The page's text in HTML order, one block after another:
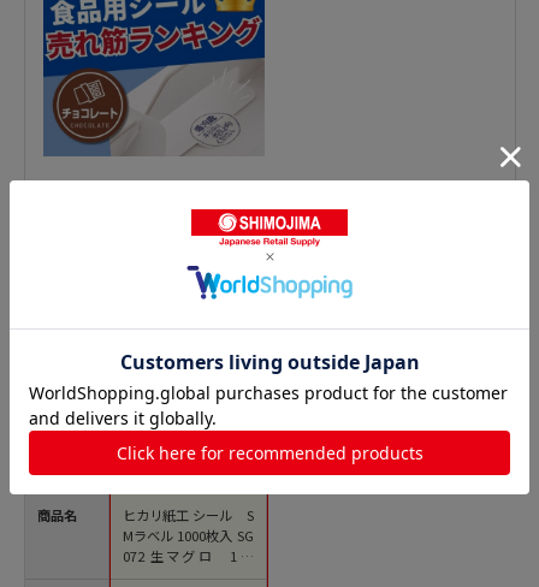
鮮魚シールの人気商品との比較
商品名
ヒカリ紙工 シール S
Mラベル 1000枚入 SG
072 生マグロ 1袋
（ご注文単位1袋）